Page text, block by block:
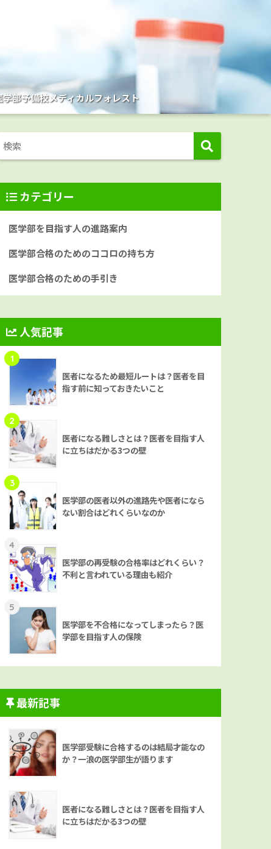
学部予備校メディカルフォレスト
カテゴリー
医学部を目指す人の進路案内
医学部合格のためのココロの持ち方
医学部合格のための手引き
人気記事
1
医者になるため最短ルートは？医者を目
指す前に知っておきたいこと
2
医者になる難しさとは？医者を目指す人
に立ちはだかる3つの壁
3
医学部の医者以外の進路先や医者になら
ない割合はどれくらいなのか
4
医学部の再受験の合格率はどれくらい？
不利と言われている理由も紹介
5
医学部を不合格になってしまったら？医
学部を目指す人の保険
最新記事
医学部受験に合格するのは結局才能なの
か？一浪の医学部生が語ります
医者になる難しさとは？医者を目指す人
に立ちはだかる3つの壁